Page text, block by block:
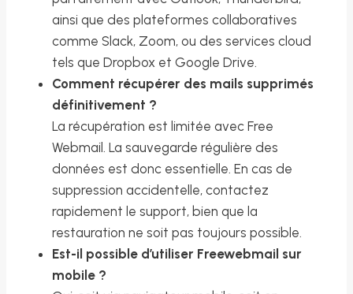
ainsi que des plateformes collaboratives
comme Slack, Zoom, ou des services cloud
tels que Dropbox et Google Drive.
Comment récupérer des mails supprimés
définitivement ?
La récupération est limitée avec Free
Webmail. La sauvegarde régulière des
données est donc essentielle. En cas de
suppression accidentelle, contactez
rapidement le support, bien que la
restauration ne soit pas toujours possible.
Est-il possible d’utiliser Freewebmail sur
mobile ?